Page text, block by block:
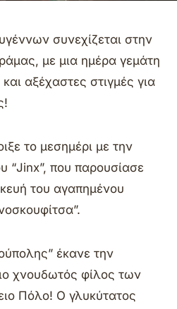
συνεχίζεται στην
με μια ημέρα γεμάτη
αξέχαστες στιγμές για
το μεσημέρι με την
“Jinx”, που παρουσίασε
του αγαπημένου
έκανε την
χνουδωτός φίλος των
Πόλο! Ο γλυκύτατος